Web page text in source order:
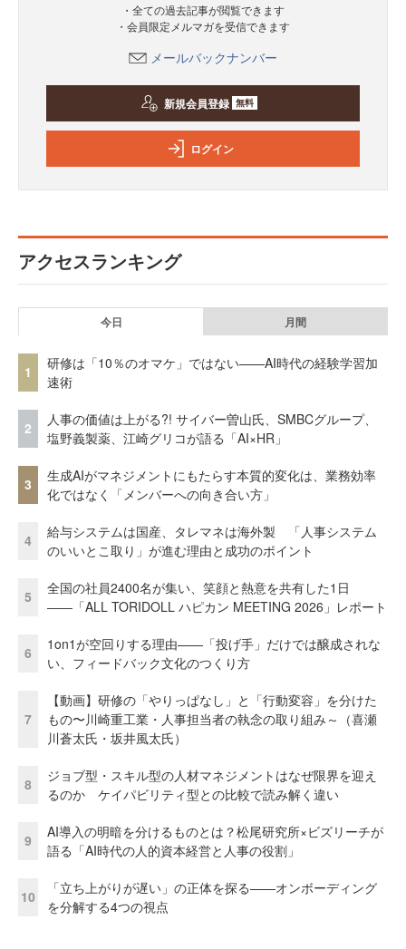
・全ての過去記事が閲覧できます
・会員限定メルマガを受信できます
メールバックナンバー
新規会員登録 無料
ログイン
アクセスランキング
今日 月間
1
研修は「10％のオマケ」ではない——AI時代の経験学習加
速術
2
人事の価値は上がる?! サイバー曽山氏、SMBCグループ、
塩野義製薬、江崎グリコが語る「AI×HR」
3
生成AIがマネジメントにもたらす本質的変化は、業務効率
化ではなく「メンバーへの向き合い方」
4
給与システムは国産、タレマネは海外製 「人事システム
のいいとこ取り」が進む理由と成功のポイント
5
全国の社員2400名が集い、笑顔と熱意を共有した1日
――「ALL TORIDOLL ハピカン MEETING 2026」レポート
6
1on1が空回りする理由——「投げ手」だけでは醸成されな
い、フィードバック文化のつくり方
7
【動画】研修の「やりっぱなし」と「行動変容」を分けた
もの〜川崎重工業・人事担当者の執念の取り組み～（喜瀬
川蒼太氏・坂井風太氏）
8
ジョブ型・スキル型の人材マネジメントはなぜ限界を迎え
るのか ケイパビリティ型との比較で読み解く違い
9
AI導入の明暗を分けるものとは？松尾研究所×ビズリーチが
語る「AI時代の人的資本経営と人事の役割」
10
「立ち上がりが遅い」の正体を探る——オンボーディング
を分解する4つの視点